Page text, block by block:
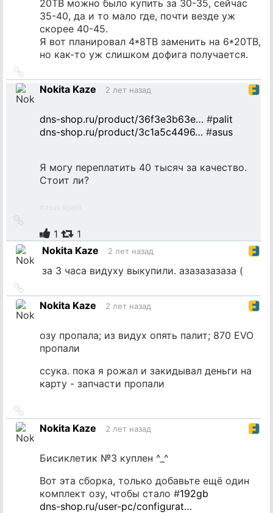
20TB можно было купить за 30-35, сейчас
35-40, да и то мало где, почти везде уж
скорее 40-45.
Я вот планировал 4*8TB заменить на 6*20TB,
но как-то уж слишком дофига получается.
на
источник
Nokita Kaze 2 лет назад
dns-shop.ru/product/36f3e3b63e… #palit
dns-shop.ru/product/3c1a5c4496… #asus
Я могу переплатить 40 тысяч за качество.
Стоит ли?
источник
1
1
Nokita Kaze
2 лет назад
за 3 часа видуху выкупили. азазазазаза (
на
источник
Nokita Kaze 2 лет назад
озу пропала; из видух опять палит; 870 EVO
пропали
ссука. пока я рожал и закидывал деньги на
карту - запчасти пропали
на
источник
Nokita Kaze 2 лет назад
Бисиклетик №3 куплен ^_^
Вот эта сборка, только добавьте ещё один
комплект озу, чтобы стало #192gb
dns-shop.ru/user-pc/configurat…